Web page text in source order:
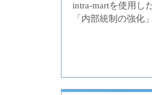
intra-martを使用し
「内部統制の強化